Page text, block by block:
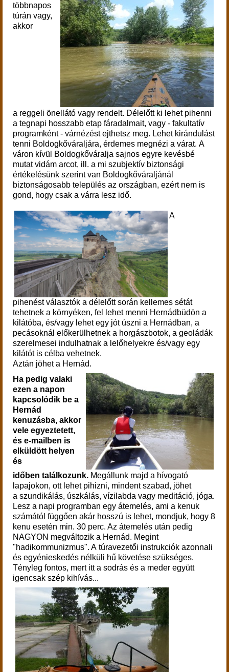
többnapos
túrán vagy,
akkor
a reggeli önellátó vagy rendelt. Délelőtt ki lehet pihenni
a tegnapi hosszabb etap fáradalmait, vagy - fakultatív
programként - várnézést ejthetsz meg. Lehet kirándulást
tenni Boldogkőváraljára, érdemes megnézi a várat. A
váron kívül Boldogkőváralja sajnos egyre kevésbé
mutat vidám arcot, ill. a mi szubjektív biztonsági
értékelésünk szerint van Boldogkőváraljánál
biztonságosabb település az országban, ezért nem is
gond, hogy csak a várra lesz idő.
A
pihenést választók a délelőtt során kellemes sétát
tehetnek a környéken, fel lehet menni Hernádbüdön a
kilátóba, és/vagy lehet egy jót úszni a Hernádban, a
pecásoknál előkerülhetnek a horgászbotok, a geoládák
szerelmesei indulhatnak a lelőhelyekre és/vagy egy
kilátót is célba vehetnek.
Aztán jöhet a Hernád.
Ha pedig valaki
ezen a napon
kapcsolódik be a
Hernád
kenuzásba, akkor
vele egyeztetett,
és e-mailben is
elküldött helyen
és
időben találkozunk. Megállunk majd a hívogató
lapajokon, ott lehet pihizni, mindent szabad, jöhet
a szundikálás, úszkálás, vízilabda vagy meditáció, jóga.
Lesz a napi programban egy átemelés, ami a kenuk
számától függően akár hosszú is lehet, mondjuk, hogy 8
kenu esetén min. 30 perc. Az átemelés után pedig
NAGYON megváltozik a Hernád. Megint
"hadikommunizmus". A túravezetői instrukciók azonnali
és egyénieskedés nélküli hű követése szükséges.
Tényleg fontos, mert itt a sodrás és a meder együtt
igencsak szép kihívás...